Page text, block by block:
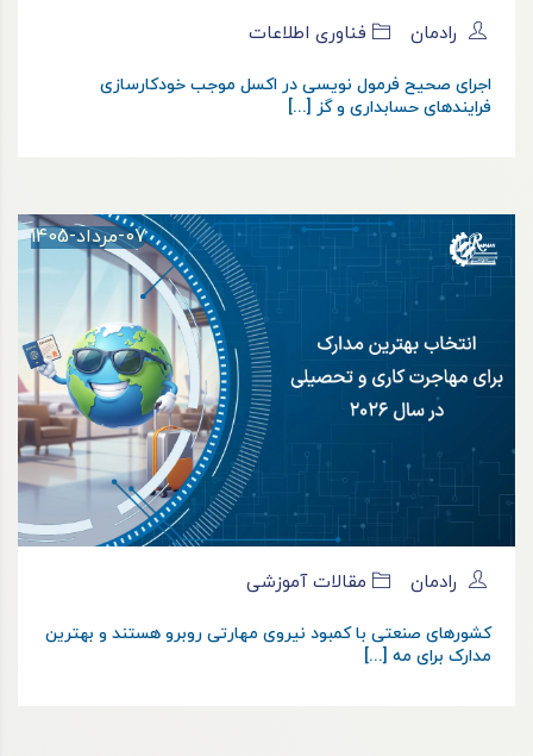
رادمان فناوری اطلاعات
اجرای صحیح فرمول نویسی در اکسل موجب خودکارسازی
فرایندهای حسابداری و گز [...]
07-مرداد-1405
رادمان مقالات آموزشی
کشورهای صنعتی با کمبود نیروی مهارتی روبرو هستند و بهترین
مدارک برای مه [...]